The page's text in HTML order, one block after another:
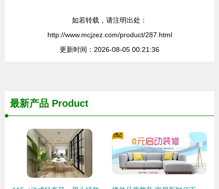
如若转载，请注明出处：
http://www.mcjzez.com/product/287.html
更新时间：2026-08-05 00:21:36
最新产品 Product